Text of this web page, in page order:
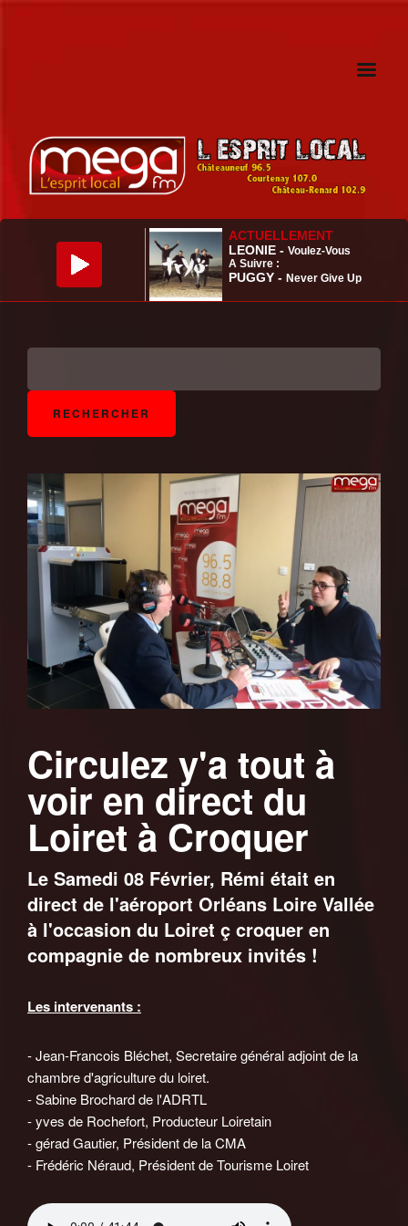
Circulez y'a tout à
voir en direct du
Loiret à Croquer
Le Samedi 08 Février, Rémi était en
direct de l'aéroport Orléans Loire Vallée
à l'occasion du Loiret ç croquer en
compagnie de nombreux invités !
Les intervenants :
- Jean-Francois Bléchet, Secretaire général adjoint de la
chambre d'agriculture du loiret.
- Sabine Brochard de l'ADRTL
- yves de Rochefort, Producteur Loiretain
- gérad Gautier, Président de la CMA
- Frédéric Néraud, Président de Tourisme Loiret